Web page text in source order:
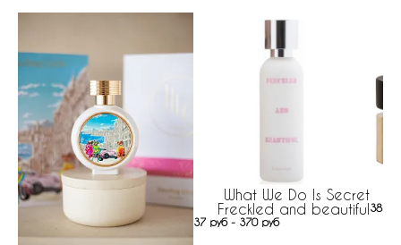
What We Do Is Secret
Freckled and beautiful
37 руб - 370 руб
385